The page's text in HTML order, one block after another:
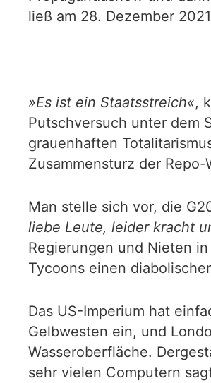
ließ am 28. Dezember
»Es ist ein Staatsstreich«,
Putschversuch unter dem
grauenhaften
Zusammensturz der
Man stelle sich vor, die
liebe Leute, leider kracht
Regierungen und Nieten
Tycoons einen
Das US-Imperium hat
Gelbwesten ein, und
Wasseroberfläche.
sehr vielen Computern